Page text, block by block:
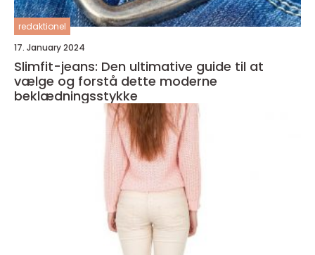
redaktionel
17. January 2024
Slimfit-jeans: Den ultimative guide til at
vælge og forstå dette moderne
beklædningsstykke